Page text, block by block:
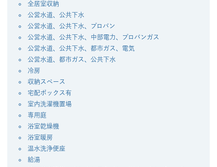
全居室収納
公営水道、公共下水
公営水道、公共下水、プロパン
公営水道、公共下水、中部電力、プロパンガス
公営水道、公共下水、都市ガス、電気
公営水道、都市ガス、公共下水
冷房
収納スペース
宅配ボックス有
室内洗濯機置場
専用庭
浴室乾燥機
浴室暖房
温水洗浄便座
給湯